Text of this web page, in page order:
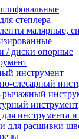
степлера
малярные,
/ диски опорные
инструмент
слесарный
рычажный
инструмент
инструмента и
для расшивки